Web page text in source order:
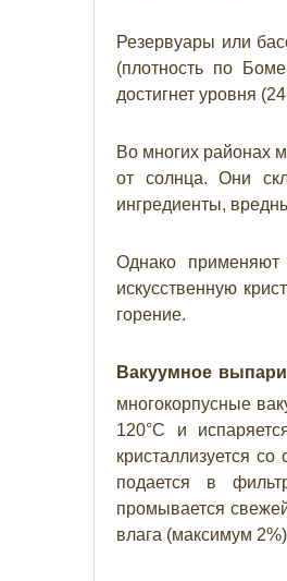
Резервуары или
(плотность по
достигнет уровня
Во многих районах
от солнца. Они
ингредиенты,
Однако
искусственную
горение.
Вакуумное
многокорпусные
120°С и
кристаллизуется
подается в
промывается
влага (максимум